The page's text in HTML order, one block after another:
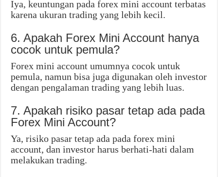
Iya, keuntungan pada forex mini account terbatas
karena ukuran trading yang lebih kecil.
6. Apakah Forex Mini Account hanya
cocok untuk pemula?
Forex mini account umumnya cocok untuk
pemula, namun bisa juga digunakan oleh investor
dengan pengalaman trading yang lebih luas.
7. Apakah risiko pasar tetap ada pada
Forex Mini Account?
Ya, risiko pasar tetap ada pada forex mini
account, dan investor harus berhati-hati dalam
melakukan trading.